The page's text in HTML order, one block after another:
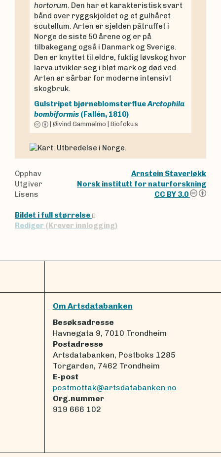
hortorum . Den har et karakteristisk svart
bånd over ryggskjoldet og et gulhåret
scutellum. Arten er sjelden påtruffet i
Norge de siste 50 årene og er på
tilbakegang også i Danmark og Sverige.
Den er knyttet til eldre, fuktig løvskog hvor
larva utvikler seg i bløt mark og død ved.
Arten er sårbar for moderne intensivt
skogbruk.
Gulstripet bjørneblomsterflueArctophila
bombiformis (Fallén, 1810)
Øivind Gammelmo Biofokus
Opphav
Arnstein Staverløkk
Utgiver
Norsk institutt for naturforskning
Lisens
CC BY 3.0
Bildet i full størrelse
Rediger (Krever innlogging)
Om Artsdatabanken
Besøksadresse
Havnegata 9, 7010 Trondheim
Postadresse
Artsdatabanken, Postboks 1285
Torgarden, 7462 Trondheim
E-post
postmottak@artsdatabanken.no
Org.nummer
919 666 102